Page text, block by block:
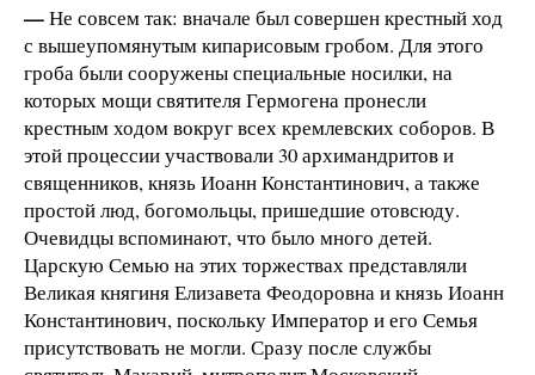
—Не совсем так: вначале был совершен крестный ход
с вышеупомянутым кипарисовым гробом. Для этого
гроба были сооружены специальные носилки, на
которых мощи святителя Гермогена пронесли
крестным ходом вокруг всех кремлевских соборов. В
этой процессии участвовали 30 архимандритов и
священников, князь Иоанн Константинович, а также
простой люд, богомольцы, пришедшие отовсюду.
Очевидцы вспоминают, что было много детей.
Царскую Семью на этих торжествах представляли
Великая княгиня Елизавета Феодоровна и князь Иоанн
Константинович, поскольку Император и его Семья
присутствовать не могли. Сразу после службы